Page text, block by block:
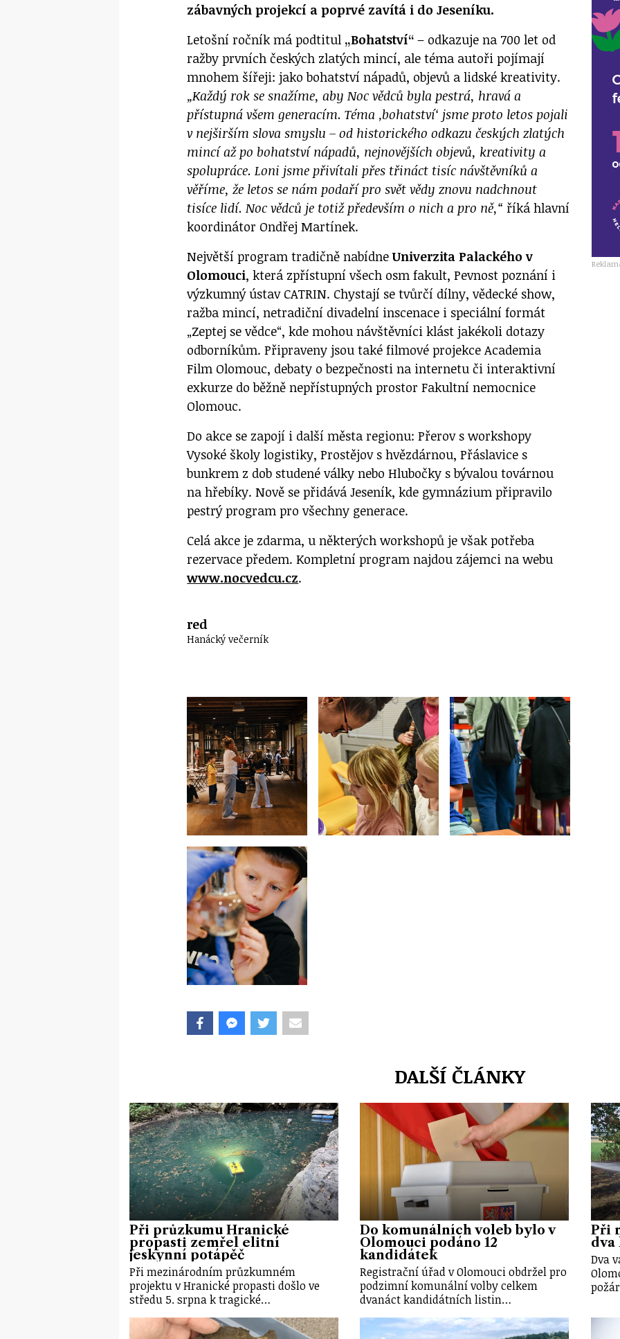
zábavných projekcí a poprvé zavítá i do Jeseníku.
Letošní ročník má podtitul „Bohatství“ – odkazuje na 700 let od
ražby prvních českých zlatých mincí, ale téma autoři pojímají
mnohem šířeji: jako bohatství nápadů, objevů a lidské kreativity.
„Každý rok se snažíme, aby Noc vědců byla pestrá, hravá a
přístupná všem generacím. Téma ‚bohatství‘ jsme proto letos pojali
v nejširším slova smyslu – od historického odkazu českých zlatých
mincí až po bohatství nápadů, nejnovějších objevů, kreativity a
spolupráce. Loni jsme přivítali přes třináct tisíc návštěvníků a
věříme, že letos se nám podaří pro svět vědy znovu nadchnout
tisíce lidí. Noc vědců je totiž především o nich a pro ně,“ říká hlavní
koordinátor Ondřej Martínek.
Největší program tradičně nabídneUniverzita Palackého v
Olomouci, která zpřístupní všech osm fakult, Pevnost poznání i
výzkumný ústav CATRIN. Chystají se tvůrčí dílny, vědecké show,
ražba mincí, netradiční divadelní inscenace i speciální formát
„Zeptej se vědce“, kde mohou návštěvníci klást jakékoli dotazy
odborníkům. Připraveny jsou také filmové projekce Academia
Film Olomouc, debaty o bezpečnosti na internetu či interaktivní
exkurze do běžně nepřístupných prostor Fakultní nemocnice
Olomouc.
Do akce se zapojí i další města regionu: Přerov s workshopy
Vysoké školy logistiky, Prostějov s hvězdárnou, Přáslavice s
bunkrem z dob studené války nebo Hlubočky s bývalou továrnou
na hřebíky. Nově se přidává Jeseník, kde gymnázium připravilo
pestrý program pro všechny generace.
Celá akce je zdarma, u některých workshopů je však potřeba
rezervace předem. Kompletní program najdou zájemci na webu
www.nocvedcu.cz.
red
Hanácký večerník
DALŠÍ ČLÁNKY
Při průzkumu Hranické
propasti zemřel elitní
jeskynní potápěč
Při mezinárodním průzkumném
projektu v Hranické propasti došlo ve
středu 5. srpna k tragické…
Do komunálních voleb bylo v
Olomouci podáno 12
kandidátek
Registrační úřad v Olomouci obdržel pro
podzimní komunální volby celkem
dvanáct kandidátních listin…
Při
dva
Dva